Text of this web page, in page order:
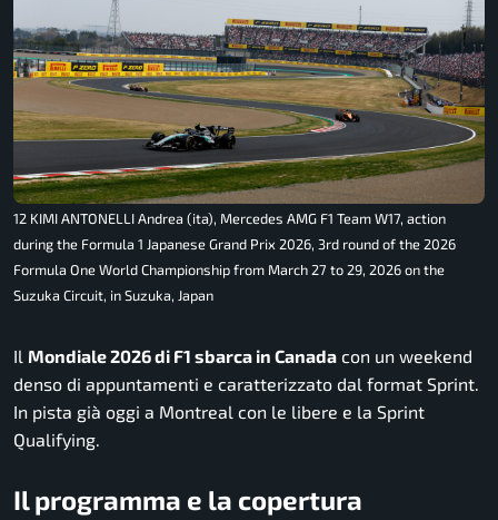
12 KIMI ANTONELLI Andrea (ita), Mercedes AMG F1 Team W17, action
during the Formula 1 Japanese Grand Prix 2026, 3rd round of the 2026
Formula One World Championship from March 27 to 29, 2026 on the
Suzuka Circuit, in Suzuka, Japan
Il Mondiale 2026 di F1 sbarca in Canada con un weekend
denso di appuntamenti e caratterizzato dal format Sprint.
In pista già oggi a Montreal con le libere e la Sprint
Qualifying.
Il programma e la copertura